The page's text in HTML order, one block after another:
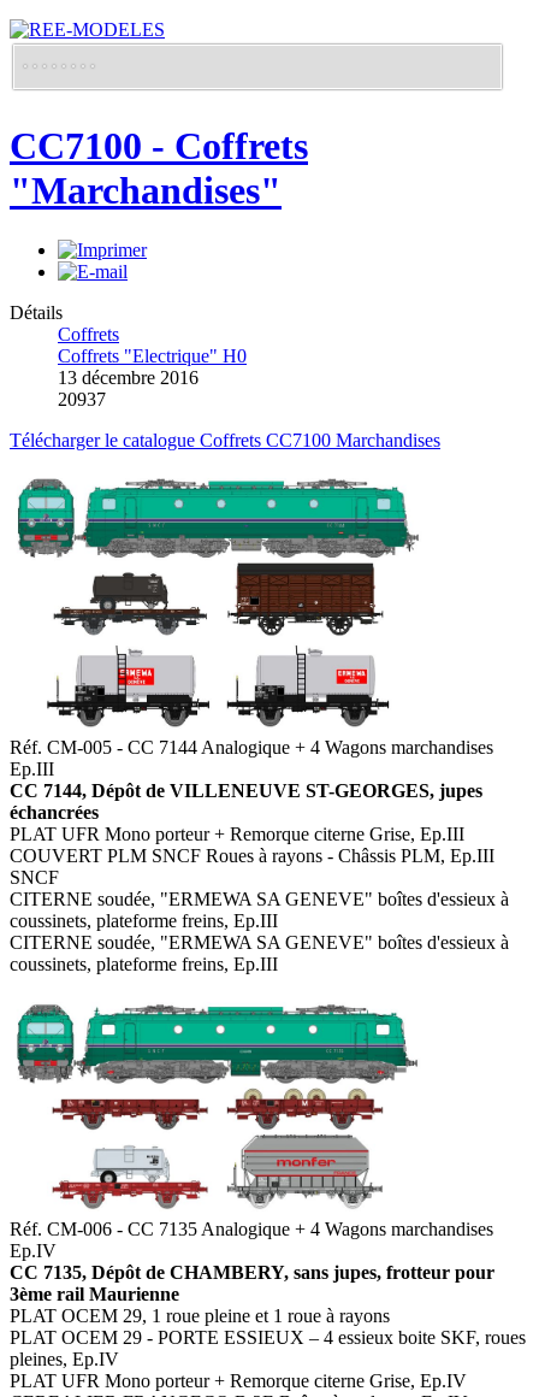
CC7100 - Coffrets
"Marchandises"
Détails
Coffrets
Coffrets "Electrique" H0
13 décembre 2016
20937
Télécharger le catalogue Coffrets CC7100 Marchandises
Réf. CM-005 - CC 7144 Analogique + 4 Wagons marchandises
Ep.III
CC 7144, Dépôt de VILLENEUVE ST-GEORGES, jupes
échancrées
PLAT UFR Mono porteur + Remorque citerne Grise, Ep.III
COUVERT PLM SNCF Roues à rayons - Châssis PLM, Ep.III
SNCF
CITERNE soudée, "ERMEWA SA GENEVE" boîtes d'essieux à
coussinets, plateforme freins, Ep.III
CITERNE soudée, "ERMEWA SA GENEVE" boîtes d'essieux à
coussinets, plateforme freins, Ep.III
Réf. CM-006 - CC 7135 Analogique + 4 Wagons marchandises
Ep.IV
CC 7135, Dépôt de CHAMBERY, sans jupes, frotteur pour
3ème rail Maurienne
PLAT OCEM 29, 1 roue pleine et 1 roue à rayons
PLAT OCEM 29 - PORTE ESSIEUX – 4 essieux boite SKF, roues
pleines, Ep.IV
PLAT UFR Mono porteur + Remorque citerne Grise, Ep.IV